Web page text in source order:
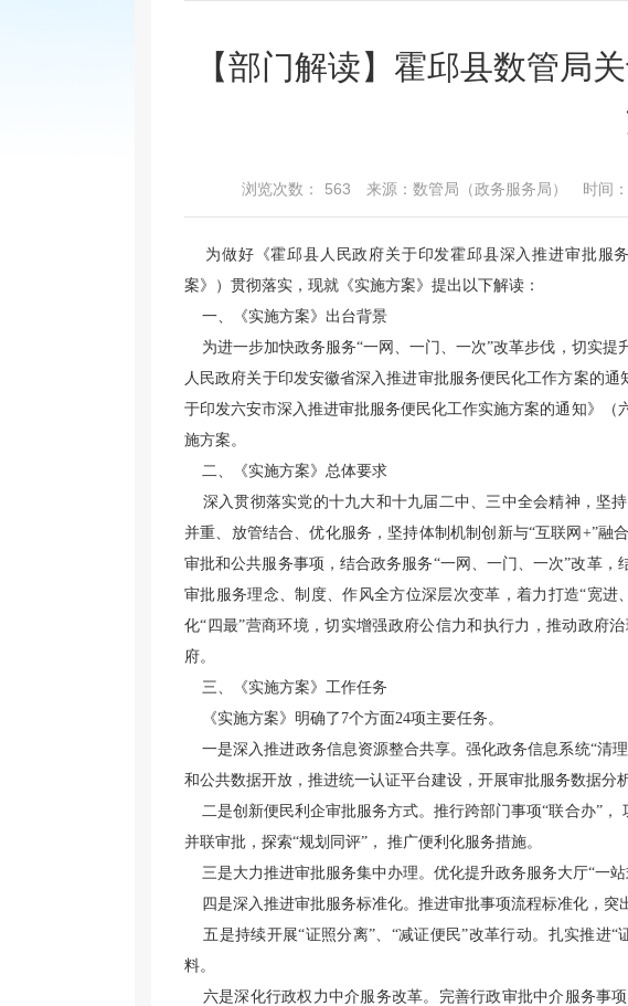
【部门解读】霍邱县数管局
浏览次数： 563 来源：数管局（政务服务局） 时间
为做好《霍邱县人民政府关于印发霍邱县深入推进审批服
案》）贯彻落实，现就《实施方案》提出以下解读：
一、《实施方案》出台背景
为进一步加快政务服务“一网、一门、一次”改革步伐，切实提
人民政府关于印发安徽省深入推进审批服务便民化工作方案的
于印发六安市深入推进审批服务便民化工作实施方案的通知》（
施方案。
二、《实施方案》总体要求
深入贯彻落实党的十九大和十九届二中、三中全会精神，坚
并重、放管结合、优化服务，坚持体制机制创新与“互联网+”融
审批和公共服务事项，结合政务服务“一网、一门、一次”改革
审批服务理念、制度、作风全方位深层次变革，着力打造“宽
化“四最”营商环境，切实增强政府公信力和执行力，推动政府
府。
三、《实施方案》工作任务
《实施方案》明确了7个方面24项主要任务。
一是深入推进政务信息资源整合共享。强化政务信息系统“清
和公共数据开放，推进统一认证平台建设，开展审批服务数据分
二是创新便民利企审批服务方式。推行跨部门事项“联合办”，
并联审批，探索“规划同评”， 推广便利化服务措施。
三是大力推进审批服务集中办理。优化提升政务服务大厅“一站
四是深入推进审批服务标准化。推进审批事项流程标准化，突
五是持续开展“证照分离”、“减证便民”改革行动。扎实推进“
料。
六是深化行政权力中介服务改革。完善行政审批中介服务事